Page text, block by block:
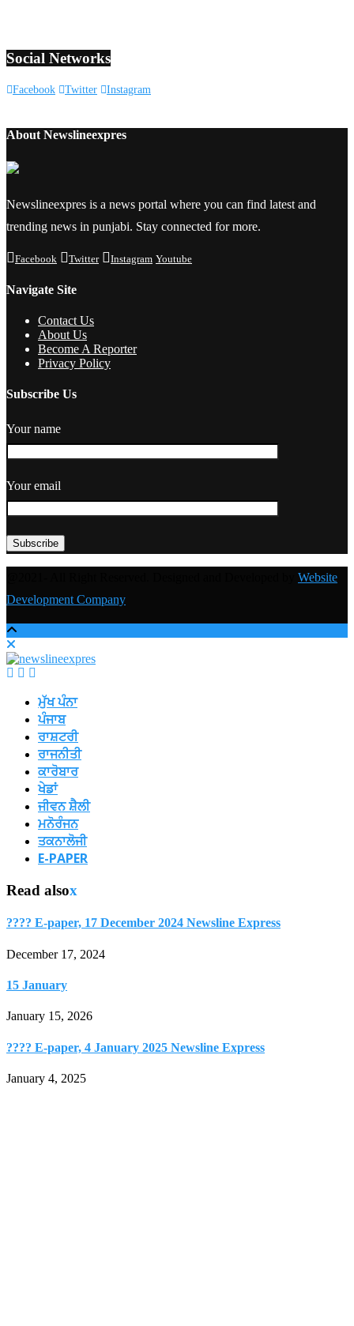
Social Networks
Facebook Twitter Instagram
About Newslineexpres
Newslineexpres is a news portal where you can find latest and
trending news in punjabi. Stay connected for more.
Facebook Twitter Instagram Youtube
Navigate Site
Contact Us
About Us
Become A Reporter
Privacy Policy
Subscribe Us
Your name
Your email
Website
Development Company
ਮੁੱਖ ਪੰਨਾ
ਪੰਜਾਬ
ਰਾਸ਼ਟਰੀ
ਰਾਜਨੀਤੀ
ਕਾਰੋਬਾਰ
ਖੇਡਾਂ
ਜੀਵਨ ਸ਼ੈਲੀ
ਮਨੋਰੰਜਨ
ਤਕਨਾਲੋਜੀ
E-PAPER
Read alsox
???? E-paper, 17 December 2024 Newsline Express
December 17, 2024
15 January
January 15, 2026
???? E-paper, 4 January 2025 Newsline Express
January 4, 2025